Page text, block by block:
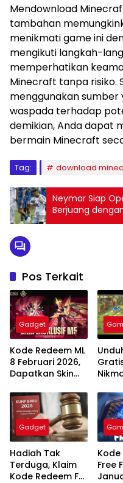
Mendownload
tambahan
menikmati game ini
mengikuti langkah-
memperhatikan
Minecraft tanpa risiko.
menggunakan
waspada terhadap
demikian, Anda dapat
bermain Minecraft
Tag: download
Neymar Siap
Berjuang
Pos Terkait
Gadget
Kode Redeem ML
8 Februari 2026,
Dapatkan Skin
Yi!
Gadget
Hadiah Tak
Terduga, Klaim
Kode Redeem FF
Kode
Free